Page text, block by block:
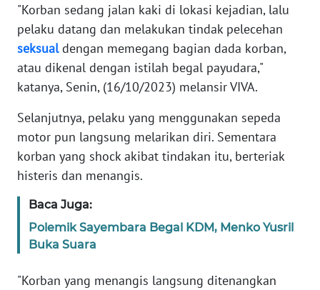
"Korban sedang jalan kaki di lokasi kejadian, lalu
pelaku datang dan melakukan tindak pelecehan
seksualdengan memegang bagian dada korban,
atau dikenal dengan istilah begal payudara,"
katanya, Senin, (16/10/2023) melansir VIVA.
Selanjutnya, pelaku yang menggunakan sepeda
motor pun langsung melarikan diri. Sementara
korban yang shock akibat tindakan itu, berteriak
histeris dan menangis.
Baca Juga:
Polemik Sayembara Begal KDM, Menko Yusril
Buka Suara
"Korban yang menangis langsung ditenangkan
KARIR
DISCLAIMER
Wahana
News
Regional
SUMUT
WN
WN